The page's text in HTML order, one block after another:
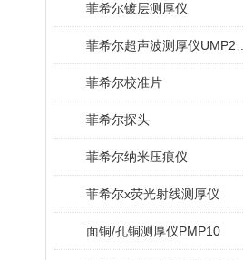
菲希尔镀层测厚仪
菲希尔校准片
菲希尔探头
菲希尔纳米压痕仪
菲希尔x荧光射线测厚仪
面铜/孔铜测厚仪PMP10